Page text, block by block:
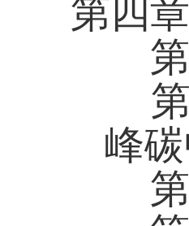
第四
第
第
峰
第